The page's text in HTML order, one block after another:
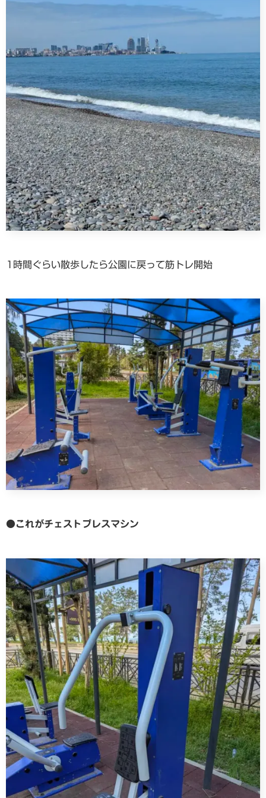
1時間ぐらい散歩したら公園に戻って筋トレ開始
●これがチェストプレスマシン